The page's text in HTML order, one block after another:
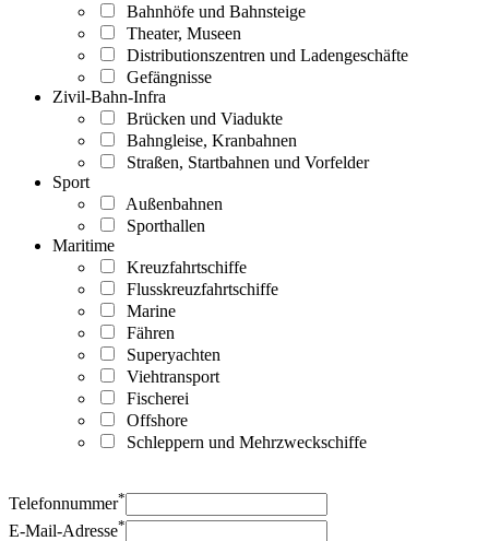
Bahnhöfe und Bahnsteige
Theater, Museen
Distributionszentren und Ladengeschäfte
Gefängnisse
Zivil-Bahn-Infra
Brücken und Viadukte
Bahngleise, Kranbahnen
Straßen, Startbahnen und Vorfelder
Sport
Außenbahnen
Sporthallen
Maritime
Kreuzfahrtschiffe
Flusskreuzfahrtschiffe
Marine
Fähren
Superyachten
Viehtransport
Fischerei
Offshore
Schleppern und Mehrzweckschiffe
Telefonnummer*
E-Mail-Adresse*